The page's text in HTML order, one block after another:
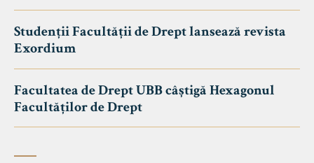
Studenții Facultății de Drept lansează revista
Exordium
Facultatea de Drept UBB câștigă Hexagonul
Facultăților de Drept